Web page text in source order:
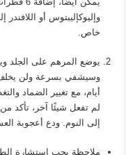
وإليوكإليبتوس أو
خاص.
يوضع المرهم على الجلد
أيام، مع تغيير الضماد
لم تفعل شيئًا آخر، تأكد
إلى النوم. ودع أعجوبة
ملاحظة يجب استشارة